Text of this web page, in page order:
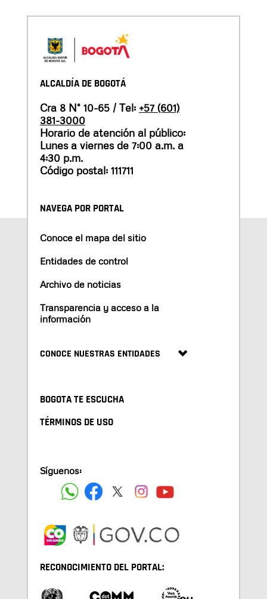
ALCALDÍA DE BOGOTÁ
Cra 8 N° 10-65 / Tel: +57 (601)
381-3000
Horario de atención al público:
Lunes a viernes de 7:00 a.m. a
4:30 p.m.
Código postal: 111711
NAVEGA POR PORTAL
Conoce el mapa del sitio
Entidades de control
Archivo de noticias
Transparencia y acceso a la
información
CONOCE NUESTRAS ENTIDADES
BOGOTA TE ESCUCHA
TÉRMINOS DE USO
Síguenos:
RECONOCIMIENTO DEL PORTAL: